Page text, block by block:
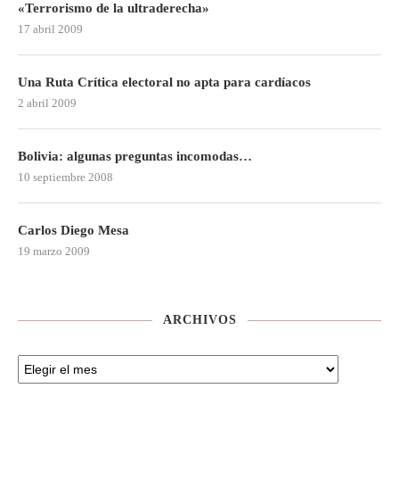
«Terrorismo de la ultraderecha»
17 abril 2009
Una Ruta Crítica electoral no apta para cardíacos
2 abril 2009
Bolivia: algunas preguntas incomodas…
10 septiembre 2008
Carlos Diego Mesa
19 marzo 2009
ARCHIVOS